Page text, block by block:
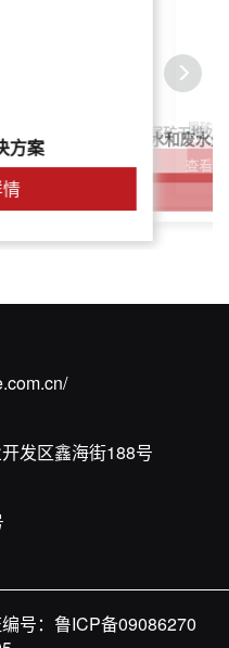
方案
尾矿处理系统：尾矿水和废水
方案
针对稀土尾矿干堆处
查看
尾矿干
发区鑫海街188号
号： 鲁ICP备09086270